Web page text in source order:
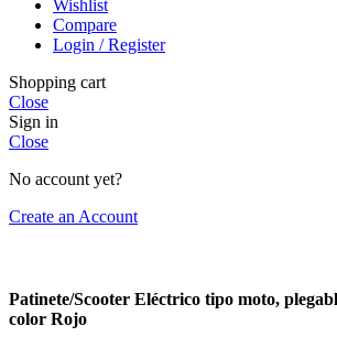
Wishlist
Compare
Login / Register
Shopping cart
Close
Sign in
Close
No account yet?
Create an Account
Patinete/Scooter Eléctrico tipo moto,
color Rojo